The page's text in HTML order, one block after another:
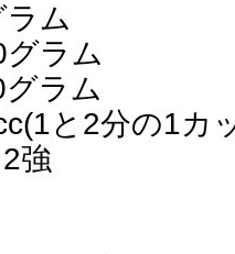
ム
ラム
ラム
2分の1カ
強